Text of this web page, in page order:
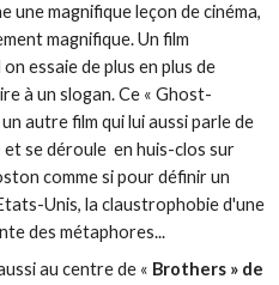
une magnifique leçon de cinéma,
magnifique. Un film
essaie de plus en plus de
à un slogan. Ce « Ghost-
autre film qui lui aussi parle de
et se déroule en huis-clos sur
comme si pour définir un
Unis, la claustrophobie d'une
des métaphores...
au centre de « Brothers » de